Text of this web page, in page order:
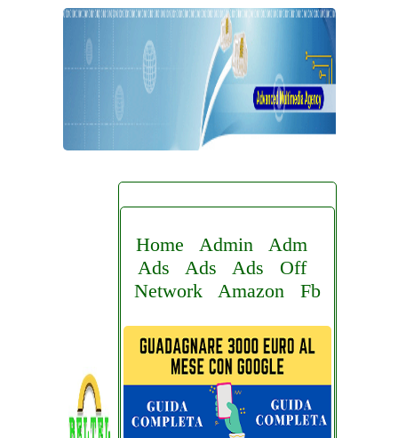
Home Admin
Adm
Ads
Ads Ads
Off
Network
Amazon Fb